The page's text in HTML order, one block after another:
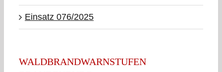
Einsatz 076/2025
WALDBRANDWARNSTUFEN